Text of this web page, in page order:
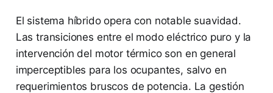
El sistema híbrido opera con notable suavidad.
Las transiciones entre el modo eléctrico puro y la
intervención del motor térmico son en general
imperceptibles para los ocupantes, salvo en
requerimientos bruscos de potencia. La gestión